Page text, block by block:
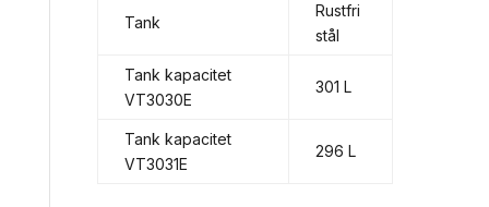
Tank
Rustfri
stål
Tank kapacitet
VT3030E
301 L
Tank kapacitet
VT3031E
296 L